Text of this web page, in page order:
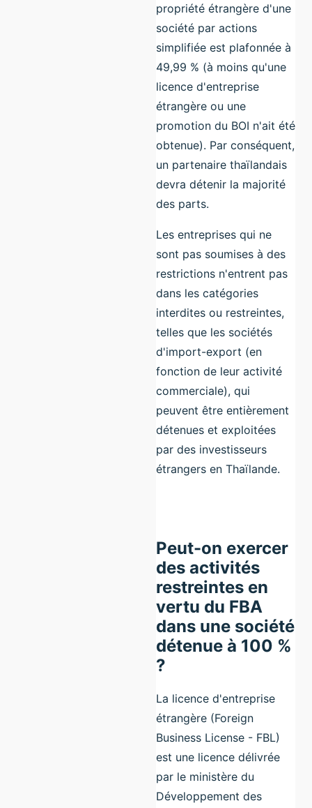
propriété étrangère d'une
société par actions
simplifiée est plafonnée à
49,99 % (à moins qu'une
licence d'entreprise
étrangère ou une
promotion du BOI n'ait été
obtenue). Par conséquent,
un partenaire thaïlandais
devra détenir la majorité
des parts.
Les entreprises qui ne
sont pas soumises à des
restrictions n'entrent pas
dans les catégories
interdites ou restreintes,
telles que les sociétés
d'import-export (en
fonction de leur activité
commerciale), qui
peuvent être entièrement
détenues et exploitées
par des investisseurs
étrangers en Thaïlande.
Peut-on exercer
des activités
restreintes en
vertu du FBA
dans une société
détenue à 100 %
?
La licence d'entreprise
étrangère (Foreign
Business License - FBL)
est une licence délivrée
par le ministère du
Développement des